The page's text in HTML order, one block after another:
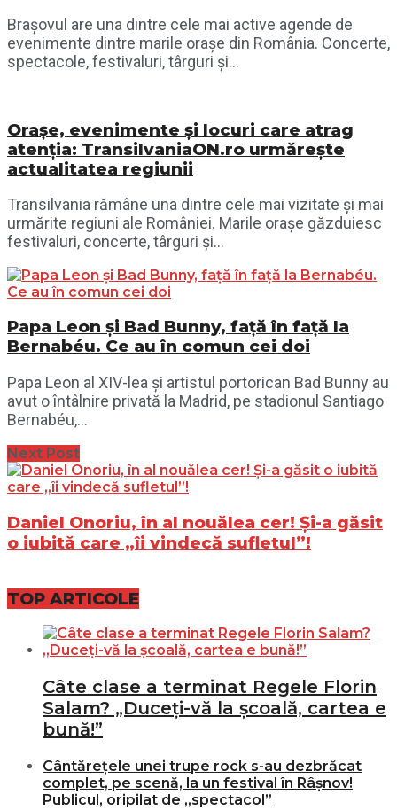
Brașovul are una dintre cele mai active agende de
evenimente dintre marile orașe din România. Concerte,
spectacole, festivaluri, târguri și...
Orașe, evenimente și locuri care atrag
atenția: TransilvaniaON.ro urmărește
actualitatea regiunii
Transilvania rămâne una dintre cele mai vizitate și mai
urmărite regiuni ale României. Marile orașe găzduiesc
festivaluri, concerte, târguri și...
Papa Leon și Bad Bunny, față în față la
Bernabéu. Ce au în comun cei doi
Papa Leon al XIV-lea și artistul portorican Bad Bunny au
avut o întâlnire privată la Madrid, pe stadionul Santiago
Bernabéu,...
Next Post
Daniel Onoriu, în al nouălea cer! Și-a găsit
o iubită care „îi vindecă sufletul”!
TOP ARTICOLE
Câte clase a terminat Regele Florin
Salam? „Duceți-vă la școală, cartea e
bună!”
Cântărețele unei trupe rock s-au dezbrăcat
complet, pe scenă, la un festival în Râșnov!
Publicul, oripilat de „spectacol”